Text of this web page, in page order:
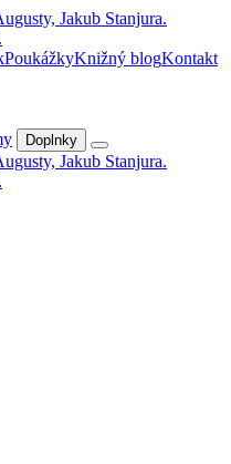
PoukážkyKnižný blogKontakt
Doplnky